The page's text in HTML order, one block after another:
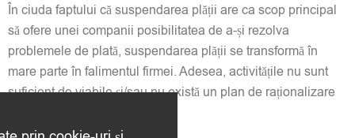
În ciuda faptului că suspendarea plății are ca scop principal
să ofere unei companii posibilitatea de a-și rezolva
problemele de plată, suspendarea plății se transformă în
mare parte în falimentul firmei. Adesea, activitățile nu sunt
suficient de viabile și/sau nu există un plan de raționalizare